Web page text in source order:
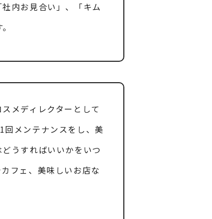
内お見合い」、「キム
メディレクターとして
回メンテナンスをし、美
うすればいいかをいつ
フェ、美味しいお店な